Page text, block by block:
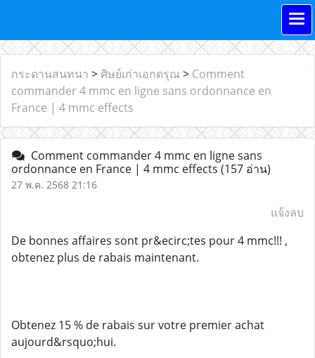
กระดานสนทนา > ศิษย์เก่าเอกดรุณ > Comment
commander 4 mmc en ligne sans ordonnance en
France | 4 mmc effects
Comment commander 4 mmc en ligne sans
ordonnance en France | 4 mmc effects (157 อ่าน)
27 พ.ค. 2568 21:16
แจ้งลบ
De bonnes affaires sont pr&ecirc;tes pour 4 mmc!!! ,
obtenez plus de rabais maintenant.
Obtenez 15 % de rabais sur votre premier achat
aujourd&rsquo;hui.